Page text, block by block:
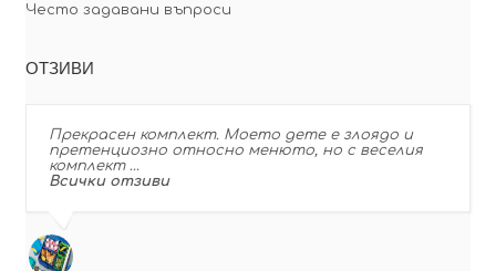
Често задавани въпроси
ОТЗИВИ
Прекрасен комплект. Моето дете е злоядо и
претенциозно относно менюто, но с веселия
комплект …
Всички отзиви